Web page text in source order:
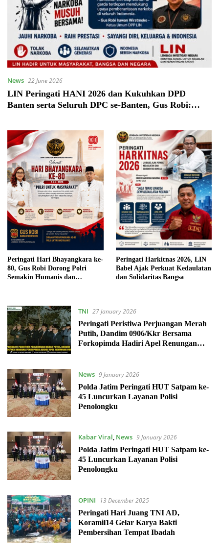
News 22 June 2026
LIN Peringati HANI 2026 dan Kukuhkan DPD
Banten serta Seluruh DPC se-Banten, Gus Robi:
Peringati Hari Bhayangkara ke-
80, Gus Robi Dorong Polri
Semakin Humanis dan
Peringati Harkitnas 2026, LIN
Babel Ajak Perkuat Kedaulatan
dan Solidaritas Bangsa
TNI 27 January 2026
Peringati Peristiwa Perjuangan Merah
Putih, Dandim 0906/Kkr Bersama
Forkopimda Hadiri Apel Renungan
News 9 January 2026
Polda Jatim Peringati HUT Satpam ke-
45 Luncurkan Layanan Polisi
Penolongku
Kabar Viral, News 9 January 2026
Polda Jatim Peringati HUT Satpam ke-
45 Luncurkan Layanan Polisi
Penolongku
OPINI
13 December 2025
Peringati Hari Juang TNI AD,
Koramil14 Gelar Karya Bakti
Pembersihan Tempat Ibadah